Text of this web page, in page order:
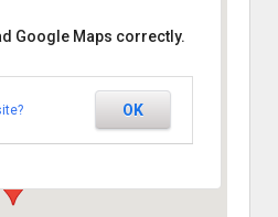
Google Maps correctly.
OK